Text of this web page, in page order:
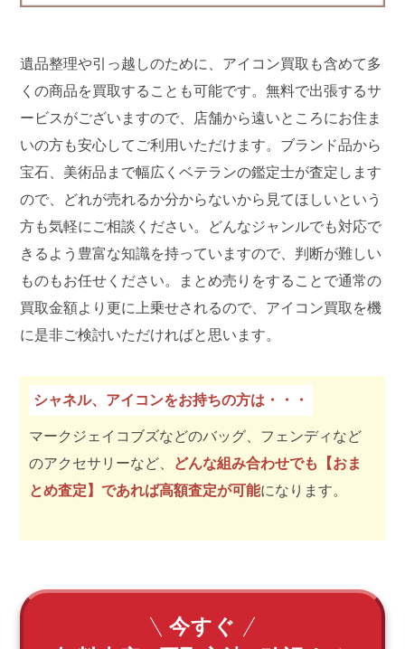
遺品整理や引っ越しのために、アイコン買取も含めて多
くの商品を買取することも可能です。無料で出張するサ
ービスがございますので、店舗から遠いところにお住ま
いの方も安心してご利用いただけます。ブランド品から
宝石、美術品まで幅広くベテランの鑑定士が査定します
ので、どれが売れるか分からないから見てほしいという
方も気軽にご相談ください。どんなジャンルでも対応で
きるよう豊富な知識を持っていますので、判断が難しい
ものもお任せください。まとめ売りをすることで通常の
買取金額より更に上乗せされるので、アイコン買取を機
に是非ご検討いただければと思います。
シャネル、アイコンをお持ちの方は・・・
マークジェイコブズなどのバッグ、フェンディなど
のアクセサリーなど、 どんな組み合わせでも【おま
とめ査定】であれば高額査定が可能になります。
今すぐ